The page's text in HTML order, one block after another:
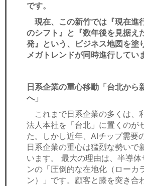
です。
現在、この新竹では『現在進
のシフト』と『数年後を見据え
発』という、ビジネス地図を塗
メガトレンドが同時進行してい
日系企業の重心移動「台北から
へ」
これまで日系企業の多くは、
法人本社を「台北」に置くのが
た。しかし近年、AIチップ需要
日系企業の重心は猛烈な勢いで
います。 最大の理由は、半導
ンの「圧倒的な在地化（ローカ
ン）」です。顧客と膝を突き合